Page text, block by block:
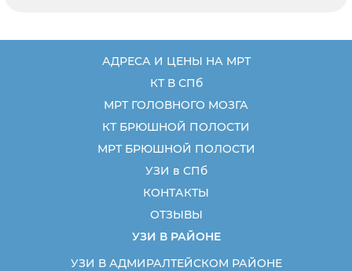
АДРЕСА И ЦЕНЫ НА МРТ
КТ В СПб
МРТ ГОЛОВНОГО МОЗГА
КТ БРЮШНОЙ ПОЛОСТИ
МРТ БРЮШНОЙ ПОЛОСТИ
УЗИ в СПб
КОНТАКТЫ
ОТЗЫВЫ
УЗИ В РАЙОНЕ
УЗИ В АДМИРАЛТЕЙСКОМ РАЙОНЕ